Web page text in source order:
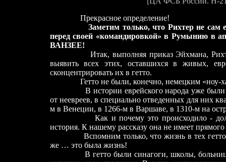
Прекрасное определение!
Заметим только, что Рихтер не
перед своей «командировкой» в Румынию в
ВАНЗЕЕ!
Итак, выполняя приказ Эйхмана,
выявить всех этих, оставшихся в живых,
сконцентрировать их в гетто.
Гетто не были, конечно, немецким «ноу-
В истории еврейского народа уже были
от неевреев, в специально отведенных для них
м в Венеции, в 1266-м в Варшаве, в 1310-м на
Как и почему это происходило - долгая
история. К нашему рассказу она не имеет
Вспомним только, что жизнь в тех гетто
же … это была жизнь!
В гетто были синагоги, школы,